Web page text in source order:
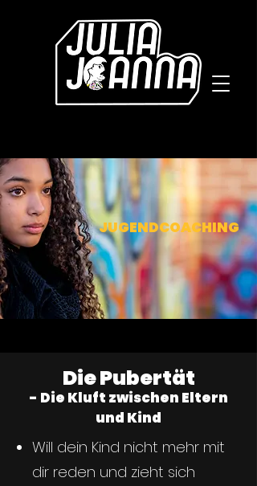
JUGENDCOACHING
Die Pubertät
- Die Kluft zwischen Eltern
und Kind
Will dein Kind nicht mehr mit
dir reden und zieht sich